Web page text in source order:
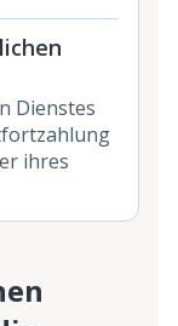
Dienstes
ihres